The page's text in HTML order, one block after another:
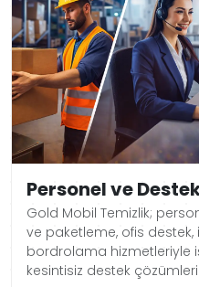
Personel ve
Gold Mobil Temizlik;
ve paketleme, ofis destek,
bordrolama hizmetleriyle
kesintisiz destek